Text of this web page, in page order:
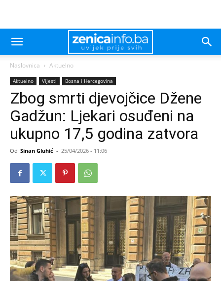
Naslovnica Aktuelno
Aktuelno Vijesti Bosna i Hercegovina
Zbog smrti djevojčice Džene
Gadžun: Ljekari osuđeni na
ukupno 17,5 godina zatvora
Od Sinan Gluhić - 25/04/2026 - 11:06